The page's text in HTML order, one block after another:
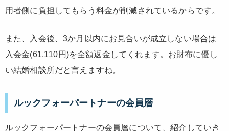
用者側に負担してもらう料金が削減されているからです。
また、入会後、3か月以内にお見合いが成立しない場合は
入会金(61,110円)を全額返金してくれます。お財布に優し
い結婚相談所だと言えますね。
ルックフォーパートナーの会員層
ルックフォーパートナーの会員層について、紹介していき